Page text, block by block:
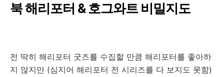
북 해리포터 & 호그와트 비밀지도
전 딱히 해리포터 굿즈를 수집할 만큼 해리포터를 좋아하
지 않지만 (심지어 해리포터 전 시리즈를 다 보지도 못함)